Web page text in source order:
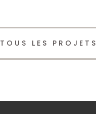
TOUS LES PROJETS